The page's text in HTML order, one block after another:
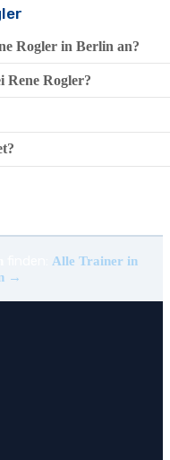
Rogler in Berlin an?
Rene Rogler?
Alle Trainer in
→